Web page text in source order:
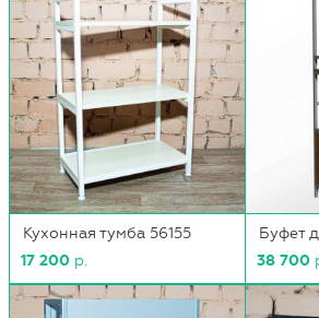
Кухонная тумба 56155
17 200 р.
Буфет
38 700